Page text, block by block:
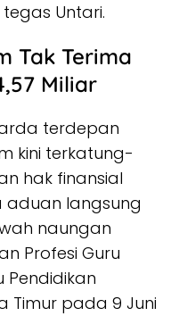
Untari.
Tak Terima
Miliar
terdepan
kini terkatung-
hak finansial
aduan langsung
naungan
Profesi Guru
Pendidikan
Timur pada 9 Juni